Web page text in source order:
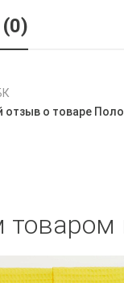
отзыв о товаре
товаром